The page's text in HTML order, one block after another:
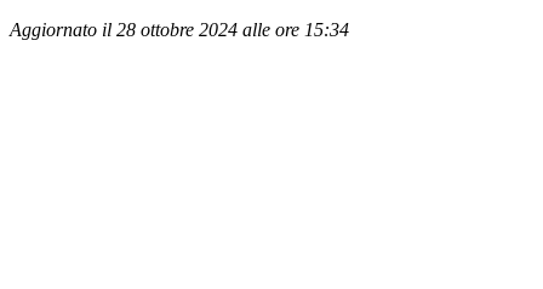
Aggiornato il 28 ottobre 2024 alle ore 15:34